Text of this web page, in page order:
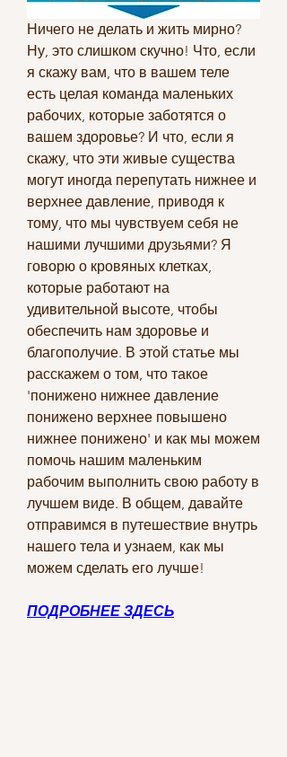
Ничего не делать и жить мирно?
Ну, это слишком скучно! Что, если
я скажу вам, что в вашем теле
есть целая команда маленьких
рабочих, которые заботятся о
вашем здоровье? И что, если я
скажу, что эти живые существа
могут иногда перепутать нижнее и
верхнее давление, приводя к
тому, что мы чувствуем себя не
нашими лучшими друзьями? Я
говорю о кровяных клетках,
которые работают на
удивительной высоте, чтобы
обеспечить нам здоровье и
благополучие. В этой статье мы
расскажем о том, что такое
'понижено нижнее давление
понижено верхнее повышено
нижнее понижено' и как мы можем
помочь нашим маленьким
рабочим выполнить свою работу в
лучшем виде. В общем, давайте
отправимся в путешествие внутрь
нашего тела и узнаем, как мы
можем сделать его лучше!
ПОДРОБНЕЕ ЗДЕСЬ